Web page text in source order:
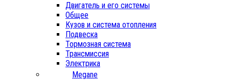
Двигатель и его системы
Общее
Кузов и система отопления
Подвеска
Тормозная система
Трансмиссия
Электрика
Megane